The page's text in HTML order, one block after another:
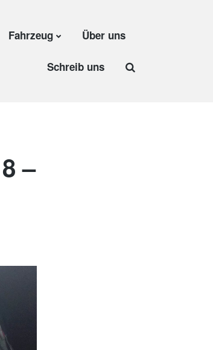
Fahrzeug Über uns
Schreib uns
–